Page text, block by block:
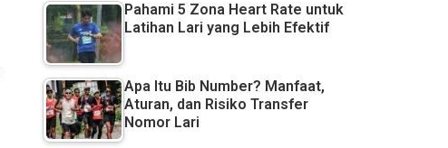
Pahami 5 Zona Heart Rate untuk
Latihan Lari yang Lebih Efektif
Apa Itu Bib Number? Manfaat,
Aturan, dan Risiko Transfer
Nomor Lari